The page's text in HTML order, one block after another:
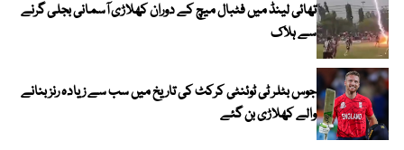
تھائی لینڈ میں فٹبال میچ کے دوران کھلاڑی آسمانی بجلی گرنے
سے ہلاک
جوس بٹلر ٹی ٹوئنٹی کرکٹ کی تاریخ میں سب سے زیادہ رنز بنانے
والے کھلاڑی بن گئے